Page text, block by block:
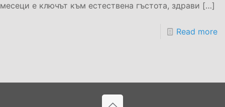
месеци е ключът към естествена гъстота, здрави […]
Read more